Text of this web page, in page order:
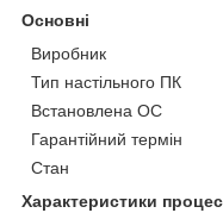
Основні
Виробник
Тип настільного ПК
Встановлена ОС
Гарантійний термін
Стан
Характеристики